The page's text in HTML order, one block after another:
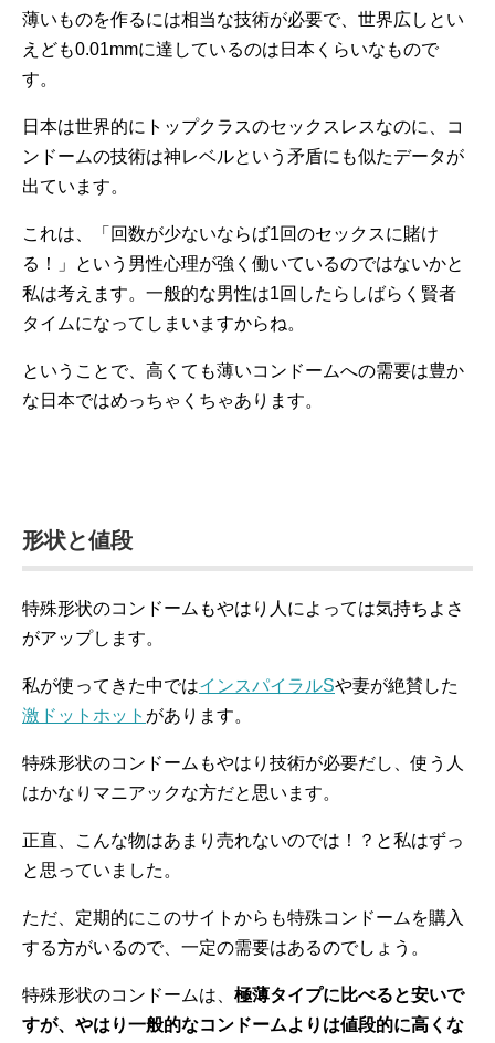
薄いものを作るには相当な技術が必要で、世界広しとい
えども0.01mmに達しているのは日本くらいなもので
す。
日本は世界的にトップクラスのセックスレスなのに、コ
ンドームの技術は神レベルという矛盾にも似たデータが
出ています。
これは、「回数が少ないならば1回のセックスに賭け
る！」という男性心理が強く働いているのではないかと
私は考えます。一般的な男性は1回したらしばらく賢者
タイムになってしまいますからね。
ということで、高くても薄いコンドームへの需要は豊か
な日本ではめっちゃくちゃあります。
形状と値段
特殊形状のコンドームもやはり人によっては気持ちよさ
がアップします。
私が使ってきた中ではインスパイラルSや妻が絶賛した
激ドットホット があります。
特殊形状のコンドームもやはり技術が必要だし、使う人
はかなりマニアックな方だと思います。
正直、こんな物はあまり売れないのでは！？と私はずっ
と思っていました。
ただ、定期的にこのサイトからも特殊コンドームを購入
する方がいるので、一定の需要はあるのでしょう。
特殊形状のコンドームは、 極薄タイプに比べると安いで
すが、やはり一般的なコンドームよりは値段的に高くな